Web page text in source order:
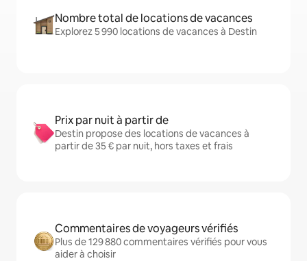
Nombre total de locations de vacances
Explorez 5 990 locations de vacances à Destin
Prix par nuit à partir de
Destin propose des locations de vacances à
partir de 35 € par nuit, hors taxes et frais
Commentaires de voyageurs vérifiés
Plus de 129 880 commentaires vérifiés pour vous
aider à choisir